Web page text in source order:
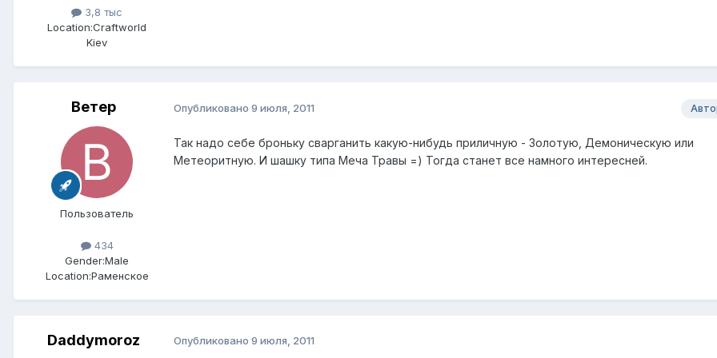
3,8 тыс
Location:Craftworld
Kiev
Ветер
Пользователь
434
Gender:Male
Location:Раменское
Опубликовано 9 июля, 2011
Так надо себе броньку сварганить какую-нибудь приличную - Золотую, Демоническую или
Метеоритную. И шашку типа Меча Травы =) Тогда станет все намного интересней.
Daddymoroz Опубликовано 9 июля, 2011